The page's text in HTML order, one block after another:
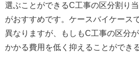
選ぶことができるC工事の区分割り
がおすすめです。ケースバイケース
異なりますが、もしもC工事の区分
かかる費用を低く抑えることができ